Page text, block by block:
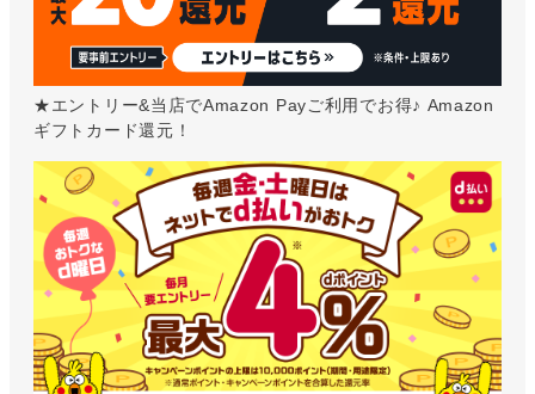
★エントリー&当店でAmazon Payご利用でお得♪ Amazon
ギフトカード還元！